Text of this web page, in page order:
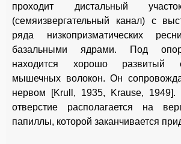
проходит дистальный
(семяизвергательный канал) с
ряда низкопризматических
базальными ядрами. Под
находится хорошо развитый
мышечных волокон. Он
нервом [Krull, 1935, Krause, 1949].
отверстие располагается на
папиллы, которой заканчивается